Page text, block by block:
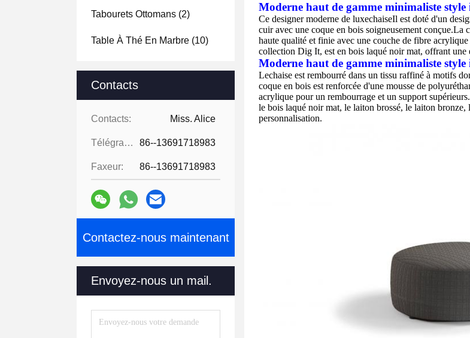
Tabourets Ottomans (2)
Table À Thé En Marbre (10)
Contacts
Contacts: Miss. Alice
Télégramme: 86--13691718983
Faxeur: 86--13691718983
Contactez-nous maintenant
Envoyez-nous un mail.
Moderne haut de gamme minimaliste
Ce designer moderne de luxechaiseIl est doté d'un
cuir avec une coque en bois soigneusement conçue.La
haute qualité et finie avec une couche de fibre
collection Dig It, est en bois laqué noir mat, offrant une
Moderne haut de gamme minimaliste
Lechaise est rembourré dans un tissu raffiné à motifs
coque en bois est renforcée d'une mousse de
acrylique pour un rembourrage et un support
le bois laqué noir mat, le laiton brossé, le laiton
personnalisation.